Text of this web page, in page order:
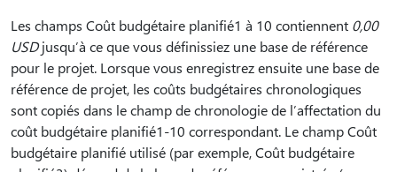
Les champs Coût budgétaire planifié1 à 10 contiennent 0,00
USDjusqu’à ce que vous définissiez une base de référence
pour le projet. Lorsque vous enregistrez ensuite une base de
référence de projet, les coûts budgétaires chronologiques
sont copiés dans le champ de chronologie de l’affectation du
coût budgétaire planifié1-10 correspondant. Le champ Coût
budgétaire planifié utilisé (par exemple, Coût budgétaire